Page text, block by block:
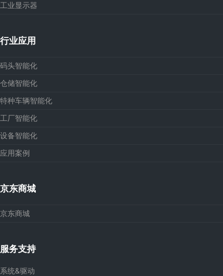
工业显示器
行业应用
码头智能化
仓储智能化
特种车辆智能化
工厂智能化
设备智能化
应用案例
京东商城
京东商城
服务支持
系统&驱动